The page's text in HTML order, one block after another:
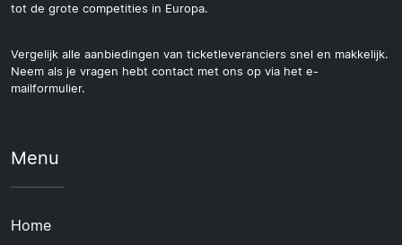
tot de grote competities in Europa.
Vergelijk alle aanbiedingen van ticketleveranciers snel en makkelijk.
Neem als je vragen hebt contact met ons op via het e-
mailformulier.
Menu
Home